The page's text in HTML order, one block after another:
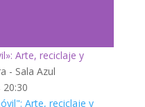
Arte, reciclaje y
- Sala Azul
20:30